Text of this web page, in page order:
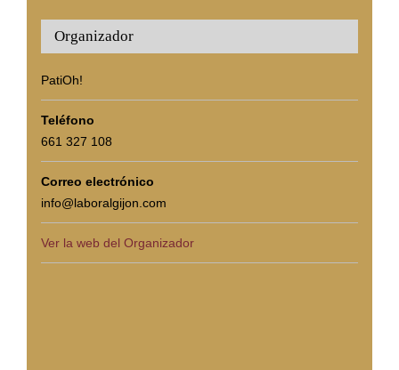
Organizador
PatiOh!
Teléfono
661 327 108
Correo electrónico
info@laboralgijon.com
Ver la web del Organizador